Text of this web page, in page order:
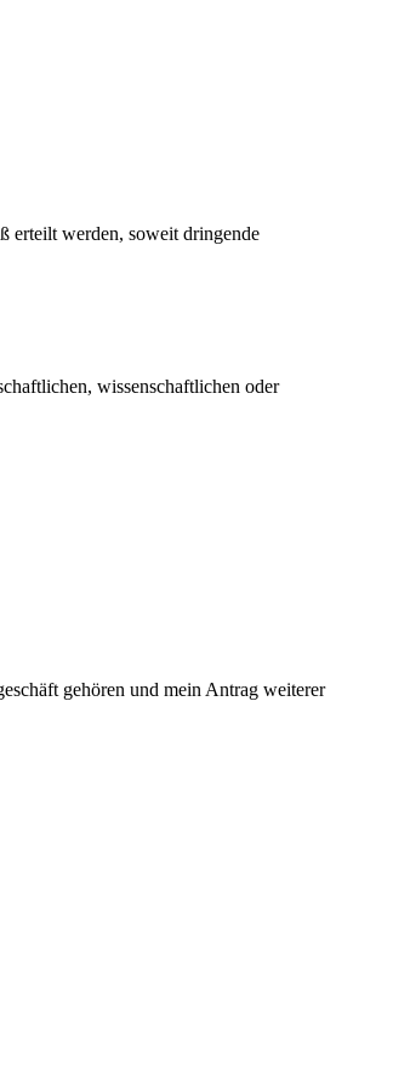
erteilt werden, soweit dringende
wissenschaftlichen oder
gehören und mein Antrag weiterer